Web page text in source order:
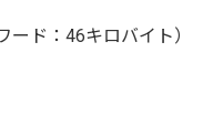
ード：46キロバイト）